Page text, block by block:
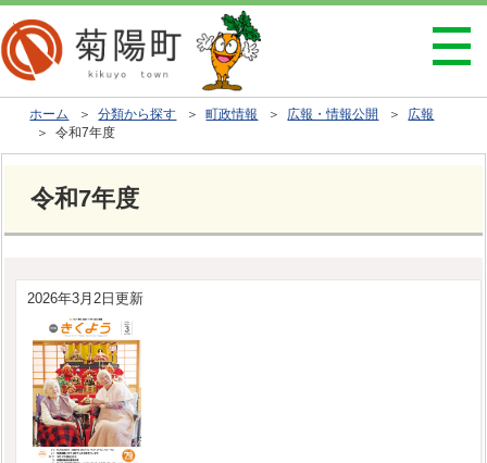
ホーム ＞分類から探す ＞町政情報 ＞ 広報・情報公開 ＞ 広報
＞ 令和7年度
令和7年度
2026年3月2日更新